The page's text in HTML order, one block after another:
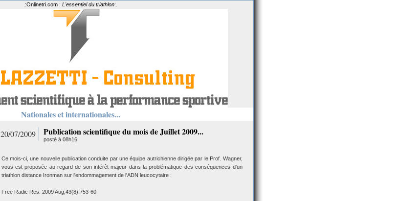
.:Onlinetri.com : L'essentiel du triathlon:.
Nationales et internationales...
20/07/2009 Publication scientifique du mois de Juillet 2009...
posté à 08h16
Ce mois-ci, une nouvelle publication conduite par une équipe autrichienne dirigée par le Prof. Wagner,
vous est proposée au regard de son intérêt majeur dans la problématique des conséquences d'un
triathlon distance Ironman sur l'endommagement de l'ADN leucocytaire :
Free Radic Res. 2009 Aug;43(8):753-60